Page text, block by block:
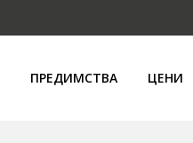
ПРЕДИМСТВА ЦЕНИ